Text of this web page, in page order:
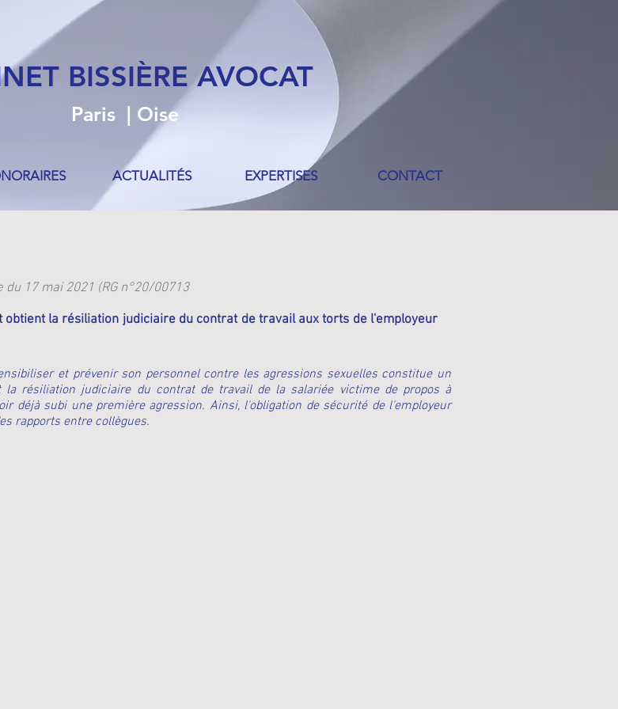
BISSIÈRE AVOCAT
Paris | Oise
ACTUALITÉS EXPERTISES CONTACT
17 mai 2021 (RG n°20/00713
obtient la résiliation judiciaire du contrat de travail aux torts de l'employeur
et prévenir son personnel contre les agressions sexuelles constitue un
résiliation judiciaire du contrat de travail de la salariée victime de propos à
déjà subi une première agression. Ainsi, l'obligation de sécurité de l'employeur
rapports entre collègues.